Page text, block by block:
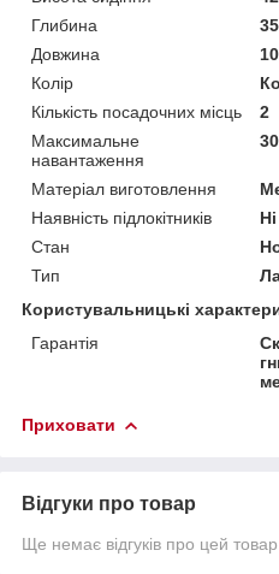
Глибина
Довжина
Колір
Кількість посадочних місць
2
Максимальне
навантаження
Матеріал виготовлення
Наявність підлокітників
Ні
Стан
Тип
Користувальницькі
Гарантія
Приховати
Відгуки про товар
Ще немає відгуків про цей товар